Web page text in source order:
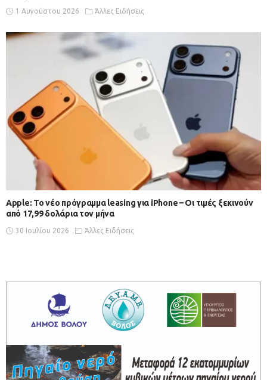
1 Αυγούστου 2026 Άλλες Ειδήσεις
Apple: Το νέο πρόγραμμα leasing για iPhone – Οι τιμές ξεκινούν
από 17,99 δολάρια τον μήνα
30 Ιουλίου 2026 Άλλες Ειδήσεις